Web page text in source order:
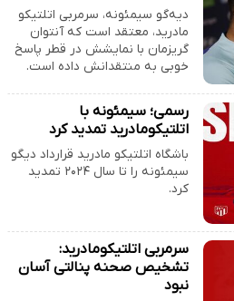
دیه‌گو سیمئونه، سرمربی اتلتیکو
مادرید، معتقد است که آنتوان
گریزمان با نمایشش در قطر پاسخ
خوبی به منتقدانش داده است.
رسمی؛ سیمئونه با
اتلتیکومادرید تمدید کرد
باشگاه اتلتیکو مادرید قرارداد دیگو
سیمئونه را تا سال ۲۰۲۴ تمدید
کرد.
سرمربی اتلتیکومادرید:
تشخیص صحنه پنالتی آسان
نبود